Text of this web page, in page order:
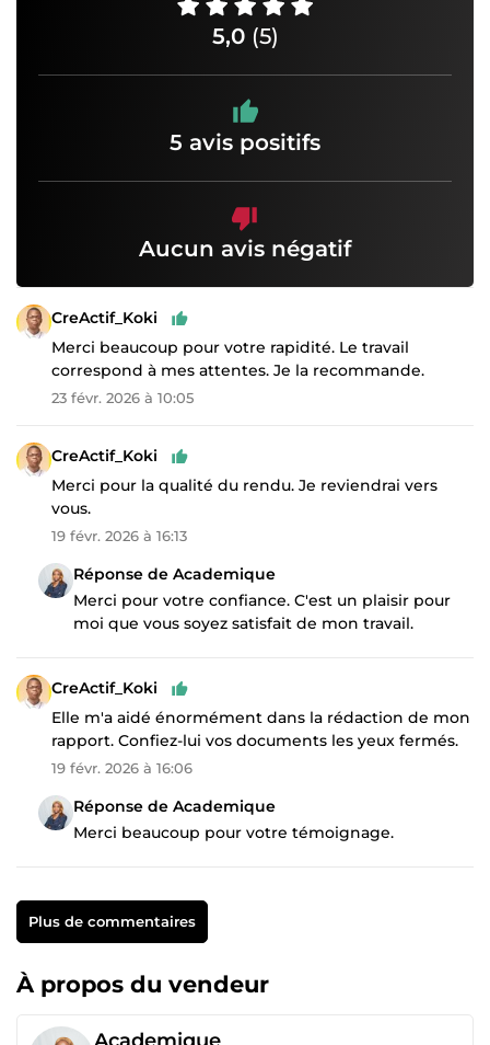
5,0 (5)
5 avis positifs
Aucun avis négatif
CreActif_Koki
Merci beaucoup pour votre rapidité. Le travail
correspond à mes attentes. Je la recommande.
23 févr. 2026 à 10:05
CreActif_Koki
Merci pour la qualité du rendu. Je reviendrai vers
vous.
19 févr. 2026 à 16:13
Réponse de Academique
Merci pour votre confiance. C'est un plaisir pour
moi que vous soyez satisfait de mon travail.
CreActif_Koki
Elle m'a aidé énormément dans la rédaction de mon
rapport. Confiez-lui vos documents les yeux fermés.
19 févr. 2026 à 16:06
Réponse de Academique
Merci beaucoup pour votre témoignage.
Plus de commentaires
À propos du vendeur